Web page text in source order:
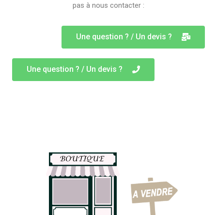
pas à nous contacter :
Une question ? / Un devis ?
Une question ? / Un devis ?